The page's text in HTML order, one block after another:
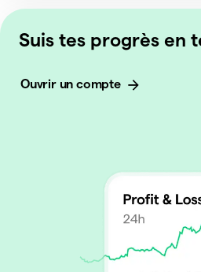
Suis tes progrès en
Ouvrir un compte